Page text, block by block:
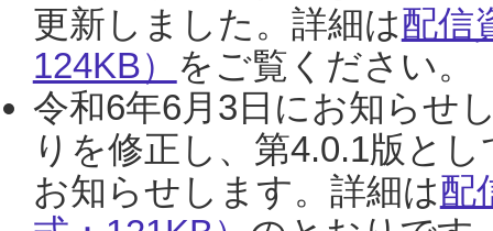
更新しました。詳細は配信
124KB） をご覧ください。
令和6年6月3日にお知らせ
りを修正し、第4.0.1版と
お知らせします。詳細は配